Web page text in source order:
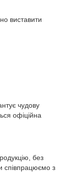
виставити
чудову
офіційна
без
співпрацюємо з